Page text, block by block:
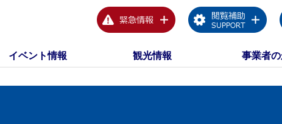
イベント情報 観光情報 事業者